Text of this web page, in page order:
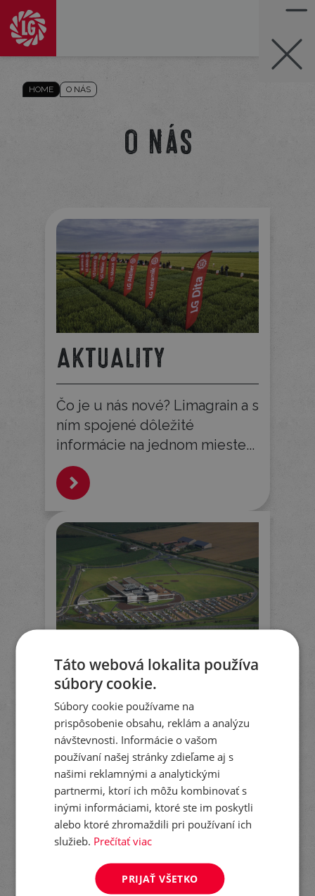
HOME O NÁS
O nás
AKTUALITY
Čo je u nás nové? Limagrain a s
ním spojené dôležité
informácie na jednom mieste...
KTO JE LIMAGRAIN
Limagrain je spoľahlivý
a dôveryhodný partner pre
farmárov na celom svete už
viac ako 60 rokov.
Táto webová lokalita používa
súbory cookie.
Súbory cookie používame na
prispôsobenie obsahu, reklám a analýzu
návštevnosti. Informácie o vašom
používaní našej stránky zdieľame aj s
našimi reklamnými a analytickými
partnermi, ktorí ich môžu kombinovať s
inými informáciami, ktoré ste im poskytli
alebo ktoré zhromaždili pri používaní ich
služieb. Prečítať viac
PRIJAŤ VŠETKO